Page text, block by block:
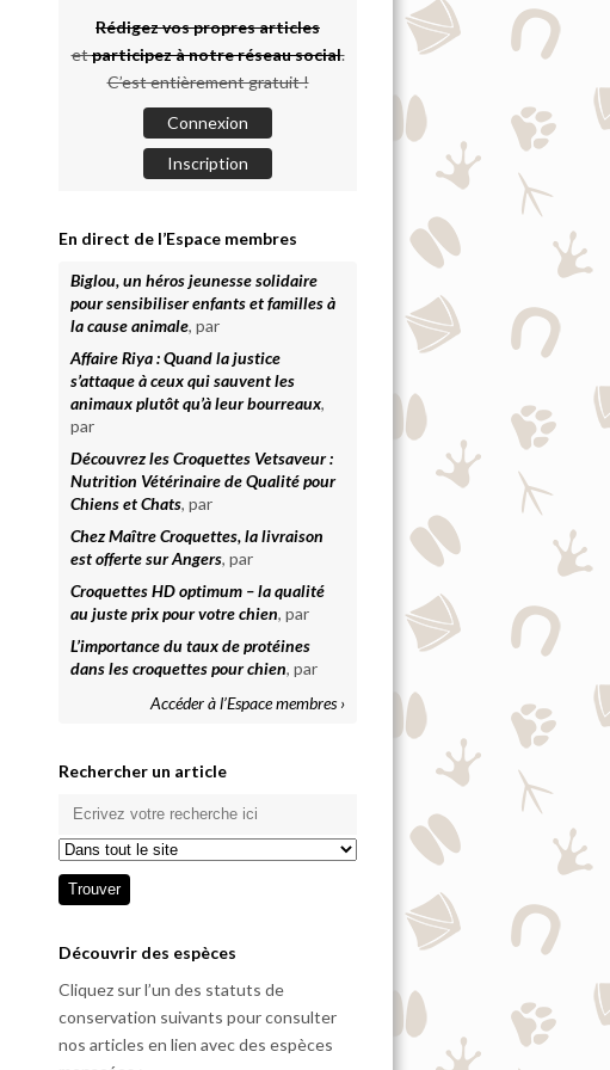
Rédigez vos propres articles
etparticipez à notre réseau social.
C’est entièrement gratuit !
Connexion
Inscription
En direct de l’Espace membres
Biglou, un héros jeunesse solidaire
pour sensibiliser enfants et familles à
la cause animale, par
Affaire Riya : Quand la justice
s’attaque à ceux qui sauvent les
animaux plutôt qu’à leur bourreaux,
par
Découvrez les Croquettes Vetsaveur :
Nutrition Vétérinaire de Qualité pour
Chiens et Chats, par
Chez Maître Croquettes, la livraison
est offerte sur Angers, par
Croquettes HD optimum – la qualité
au juste prix pour votre chien, par
L’importance du taux de protéines
dans les croquettes pour chien, par
Accéder à l’Espace membres ›
Rechercher un article
Découvrir des espèces
Cliquez sur l’un des statuts de
conservation suivants pour consulter
nos articles en lien avec des espèces